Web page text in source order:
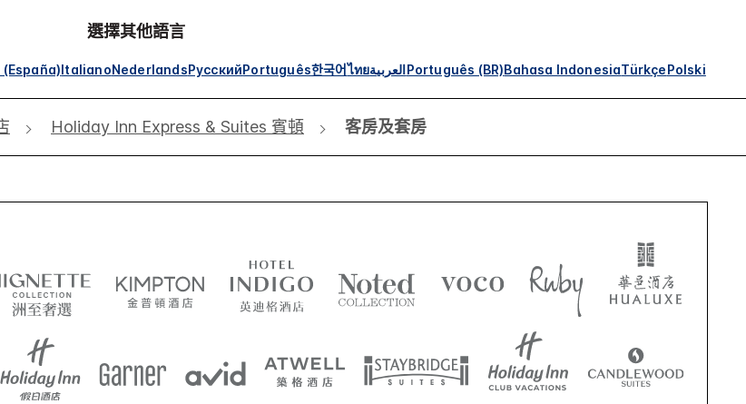
選擇其他語言
ItalianoNederlandsРусскийPortuguês한국어ไทยالعربيةPortuguês (BR)Bahasa IndonesiaTürkçePolski
Holiday Inn Express & Suites 賓頓 客房及套房